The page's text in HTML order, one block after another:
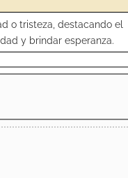
o tristeza, destacando el
y brindar esperanza.